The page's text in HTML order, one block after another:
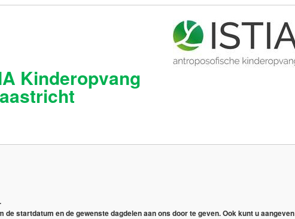
Kinderopvang
startdatum en de gewenste dagdelen aan ons door te geven. Ook kunt u aangeven